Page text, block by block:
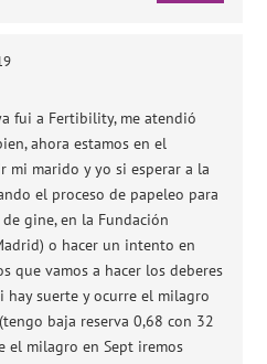
fui a Fertibility, me atendió
ahora estamos en el
mi marido y yo si esperar a la
el proceso de papeleo para
gine, en la Fundación
o hacer un intento en
que vamos a hacer los deberes
hay suerte y ocurre el milagro
baja reserva 0,68 con 32
el milagro en Sept iremos